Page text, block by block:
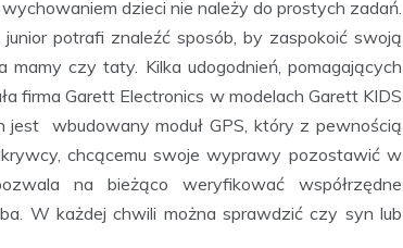
dzieci nie należy do prostych zadań.
potrafi znaleźć sposób, by zaspokoić swoją
czy taty. Kilka udogodnień, pomagających
firma Garett Electronics w modelach Garett KIDS
jest wbudowany moduł GPS, który z pewnością
chcącemu swoje wyprawy pozostawić w
na bieżąco weryfikować współrzędne
W każdej chwili można sprawdzić czy syn lub